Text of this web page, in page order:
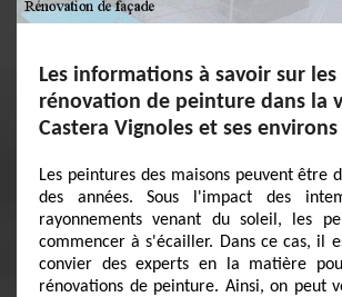
Les informations à savoir sur
rénovation de peinture dans la
Castera Vignoles et ses environs
Les peintures des maisons peuvent être
des années. Sous l'impact des
rayonnements venant du soleil, les
commencer à s'écailler. Dans ce cas, il
convier des experts en la matière
rénovations de peinture. Ainsi, on peut